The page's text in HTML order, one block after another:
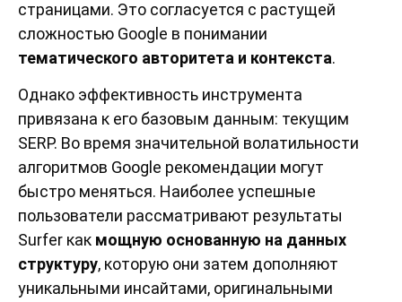
страницами. Это согласуется с растущей
сложностью Google в понимании
тематического авторитета и контекста.
Однако эффективность инструмента
привязана к его базовым данным: текущим
SERP. Во время значительной волатильности
алгоритмов Google рекомендации могут
быстро меняться. Наиболее успешные
пользователи рассматривают результаты
Surfer как мощную основанную на данных
структуру, которую они затем дополняют
уникальными инсайтами, оригинальными